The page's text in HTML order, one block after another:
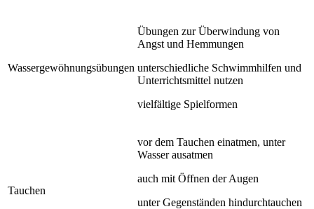
Wassergewöhnungsübungen
Übungen zur Überwindung von
Angst und Hemmungen
unterschiedliche Schwimmhilfen und
Unterrichtsmittel nutzen
vielfältige Spielformen
Tauchen
vor dem Tauchen einatmen, unter
Wasser ausatmen
auch mit Öffnen der Augen
unter Gegenständen hindurchtauchen